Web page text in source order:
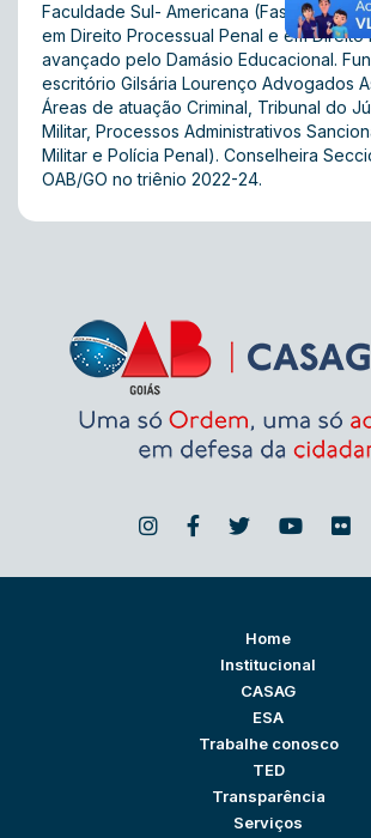
Faculdade Sul- Americana (Fasam)
em Direito Processual Penal e em Direito
avançado pelo Damásio Educacional.
escritório Gilsária Lourenço Advogados
Áreas de atuação Criminal, Tribunal do
Militar, Processos Administrativos
Militar e Polícia Penal). Conselheira
OAB/GO no triênio 2022-24.
Home
Institucional
CASAG
ESA
Trabalhe conosco
TED
Transparência
Serviços